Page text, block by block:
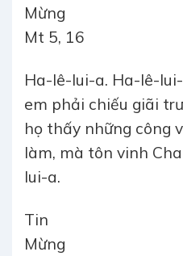
Mt 5, 16
Ha-lê-lui-a. Ha-lê-
em phải chiếu giãi
họ thấy những công
làm, mà tôn vinh
lui-a.
Tin